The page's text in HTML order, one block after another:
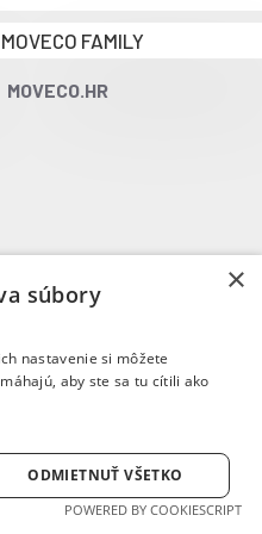
MOVECO FAMILY
MOVECO.HR
Všetky práva vyhradené
×
súbory
nastavenie si môžete
aby ste sa tu cítili ako
ODMIETNUŤ VŠETKO
POWERED BY COOKIESCRIPT